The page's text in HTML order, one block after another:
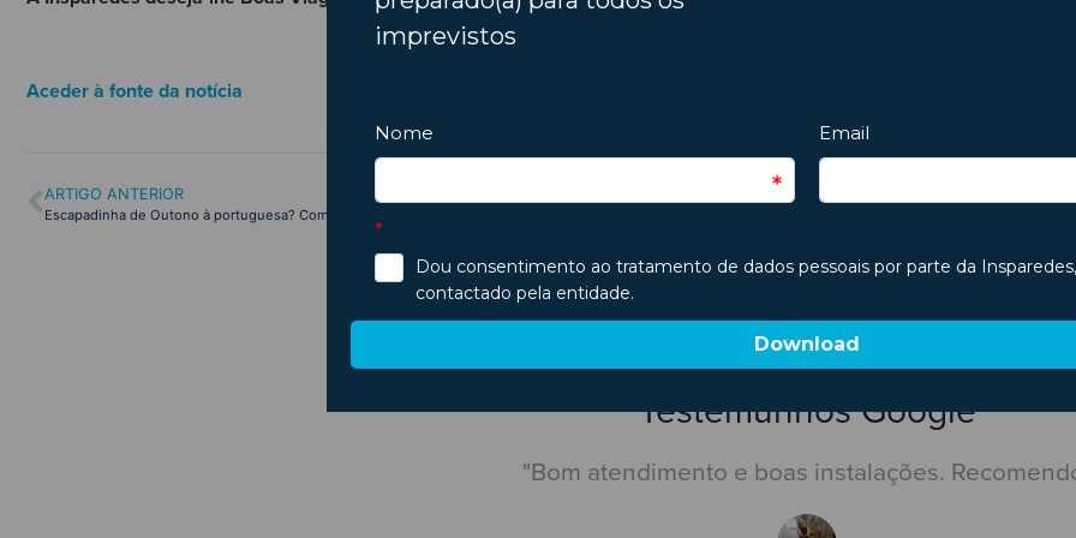
Aceder à fonte da notícia
ARTIGO ANTERIOR
Escapadinha de Outono à portuguesa? Com certeza!
Testemunhos Google
"Bom atendimento e boas instalações.